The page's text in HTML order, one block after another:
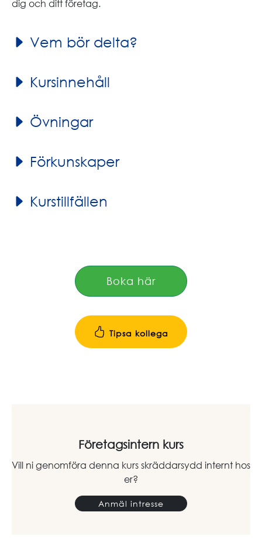
dig och ditt företag.
Vem bör delta?
Kursinnehåll
Övningar
Förkunskaper
Kurstillfällen
Boka här
Tipsa kollega
Företagsintern kurs
Vill ni genomföra denna kurs skräddarsydd internt hos
er?
Anmäl intresse